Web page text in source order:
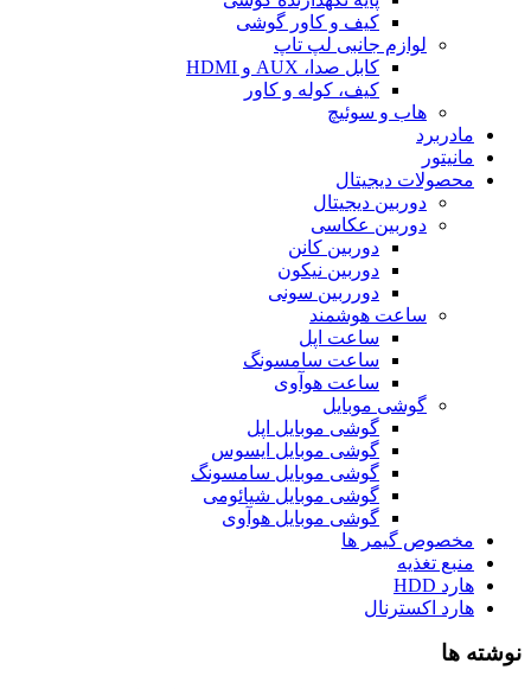
کیف و کاور گوشی
لوازم جانبی لپ تاپ
کابل صدا، AUX و HDMI
کیف، کوله و کاور
هاب و سوئیچ
مادربرد
مانیتور
محصولات دیجیتال
دوربین دیجیتال
دوربین عکاسی
دوربین کانن
دوربین نیکون
دورربین سونی
ساعت هوشمند
ساعت اپل
ساعت سامسونگ
ساعت هوآوی
گوشی موبایل
گوشی موبایل اپل
گوشی موبایل ایسوس
گوشی موبایل سامسونگ
گوشی موبایل شیائومی
گوشی موبایل هوآوی
مخصوص گیمر ها
منبع تغذیه
هارد HDD
هارد اکسترنال
نوشته ها